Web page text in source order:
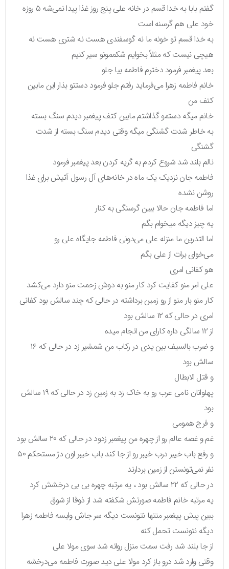
گفتم بابا به خدا قسم در خانه علی پنج روز غذا پیدا نمی‌شه ۵ روزه
خود علی هم گرسنه است
به خدا قسم تو خونه ما نه گوسفندی هست نه شتری هست نه
هیچی نیست که مثلاً بخوایم شکممونو سیر کنیم
بعد پیغمبر فرمود دخترم فاطمه بیا جلو
خانم فاطمه زهرا می‌فرماید رفتم جلو فرمود دستتو بذار این مابین
کتف من
خانم میگه دستمو گذاشتم مابین کتف پیغمبر دیدم سنگ بسته
به خاطر شدت گشنگی میگه وقتی دیدم سنگ بسته از شدت
گشنگی
نالم بلند شد شروع کردم به گریه کردن بعد پیغمبر فرمود
فاطمه جان نزدیک یک ماه در خانه‌های آل رسول آتیش برای غذا
روشن نشده
اما فاطمه جان حالا ببین گرسنگی به کنار
یه چیز دیگه میخوام بگم
اما التدرین ما منزله علی می‌دونی فاطمه جایگاه علی رو
می‌خوای برات از علی بگم
هو کفانی امری
علی امر منو کفایت کرد کار منو به دوش زحمت منو دارد می‌کشد
کار منو بار منو از رو زمین برداشته در حالی که چند سالش بود کفانی
امری در حالی که ۱۲ سالش بود
و ضرب بالسیف بین یدی در رکاب من شمشیر زد در حالی که ۱۶
سالش بود
و قتل الابطال
پهلوانان نامی عرب رو به خاک زد به زمین زد در حالی که ۱۹ سالش
بود
و فرج همومی
غم و غصه عالم رو از چهره من پیغمبر زدود در حالی که ۲۰ سالش بود
و رفع باب خیبر درب خیبر رو از جا کند باب خیبر اون دژ مستحکم ۵۰
نفر نمی‌تونستن از زمین بردارند
در حالی که ۲۲ سالش بود ، یه مرتبه چهره بی بی درخشش کرد
یه مرتبه خانم فاطمه صورتش شکفته شد از ذوقا از شوق
ببین پیش پیغمبر منتها نتونست دیگه سر جاش وایسه فاطمه زهرا
دیگه نتونست تحمل کنه
از جا بلند شد رفت سمت منزل روانه شد سوی مولا علی
وقتی وارد شد درو باز کرد مولا علی دید صورت فاطمه می‌درخشه